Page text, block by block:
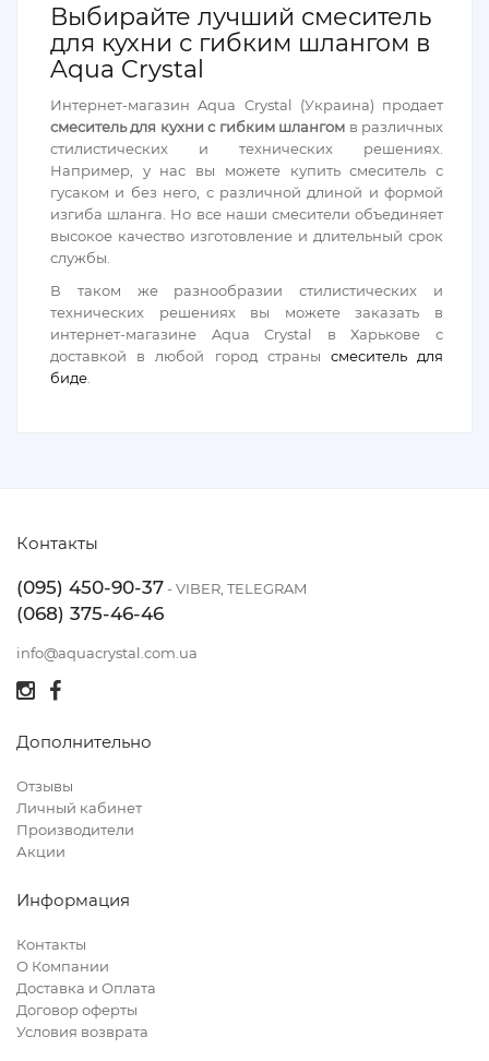
Выбирайте лучший смеситель
для кухни с гибким шлангом в
Aqua Crystal
Интернет-магазин Aqua Crystal (Украина) продает
смеситель для кухни с гибким шлангом в различных
стилистических и технических решениях.
Например, у нас вы можете купить смеситель с
гусаком и без него, с различной длиной и формой
изгиба шланга. Но все наши смесители объединяет
высокое качество изготовление и длительный срок
службы.
В таком же разнообразии стилистических и
технических решениях вы можете заказать в
интернет-магазине Aqua Crystal в Харькове с
доставкой в любой город страны смеситель для
биде
Контакты
(095) 450-90-37- VIBER, TELEGRAM
(068) 375-46-46
info@aquacrystal.com.ua
Дополнительно
Отзывы
Личный кабинет
Производители
Акции
Информация
Контакты
О Компании
Доставка и Оплата
Договор оферты
Условия возврата